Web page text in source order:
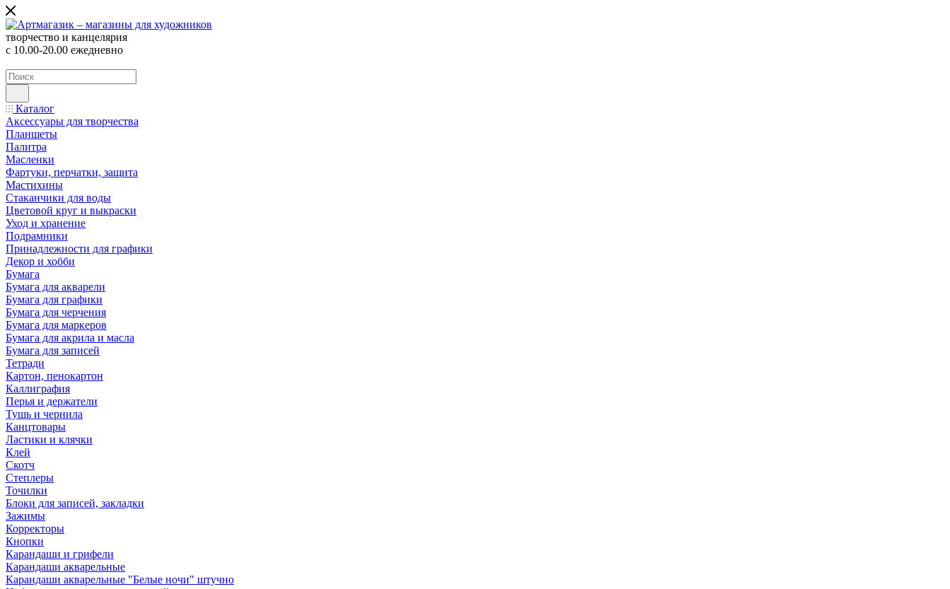
творчество и канцелярия
с 10.00-20.00 ежедневно
Каталог
Аксессуары для творчества
Планшеты
Палитра
Масленки
Фартуки, перчатки, защита
Мастихины
Стаканчики для воды
Цветовой круг и выкраски
Уход и хранение
Подрамники
Принадлежности для графики
Декор и хобби
Бумага
Бумага для акварели
Бумага для графики
Бумага для черчения
Бумага для маркеров
Бумага для акрила и масла
Бумага для записей
Тетради
Картон, пенокартон
Каллиграфия
Перья и держатели
Тушь и чернила
Канцтовары
Ластики и клячки
Клей
Скотч
Степлеры
Точилки
Блоки для записей, закладки
Зажимы
Корректоры
Кнопки
Карандаши и грифели
Карандаши акварельные
Карандаши акварельные "Белые ночи" штучно